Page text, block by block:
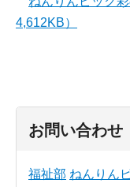
4,612KB）
お問い合わせ
福祉部 ねんりん